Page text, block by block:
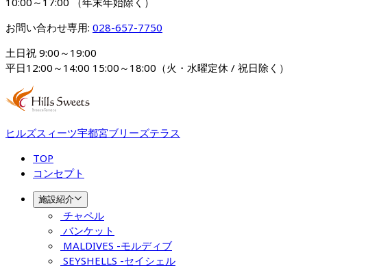
お問い合わせ専用: 028-657-7750
土日祝 9:00～19:00
平日12:00～14:00 15:00～18:00（火・水曜定休 / 祝日除く）
ヒルズスィーツ宇都宮ブリーズテラス
TOP
コンセプト
施設紹介
チャペル
バンケット
MALDIVES -モルディブ
SEYSHELLS -セイシェル